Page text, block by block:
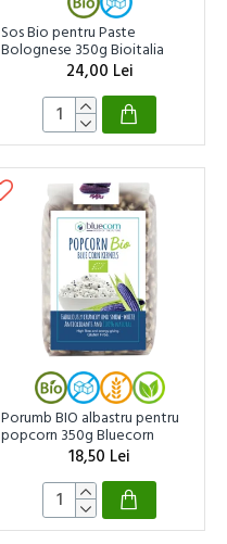
Sos Bio pentru Paste
Bolognese 350g Bioitalia
24,00 Lei
Porumb BIO albastru pentru
popcorn 350g Bluecorn
18,50 Lei